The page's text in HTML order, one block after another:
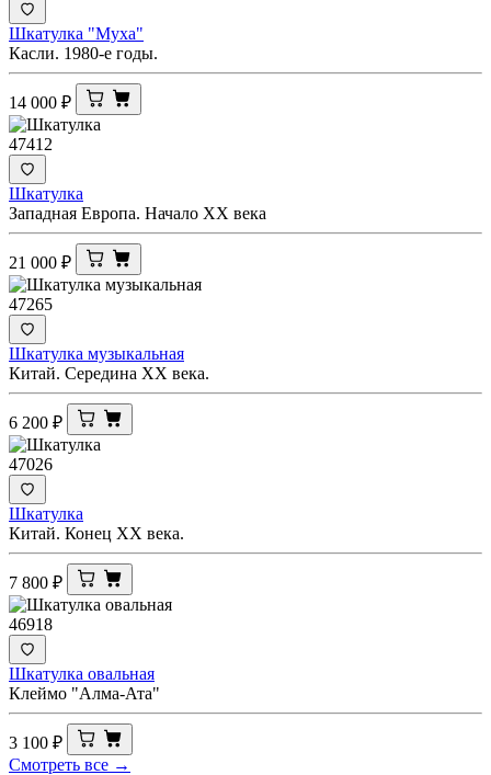
Шкатулка "Муха"
Касли. 1980-е годы.
14 000 ₽
47412
Шкатулка
Западная Европа. Начало ХХ века
21 000 ₽
47265
Шкатулка музыкальная
Китай. Середина ХХ века.
6 200 ₽
47026
Шкатулка
Китай. Конец ХХ века.
7 800 ₽
46918
Шкатулка овальная
Клеймо "Алма-Ата"
3 100 ₽
Смотреть все →